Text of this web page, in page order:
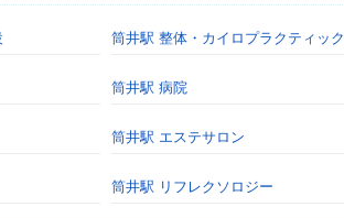
筒井駅 整体・カイロプラクティック
筒井駅 病院
筒井駅 エステサロン
筒井駅 リフレクソロジー